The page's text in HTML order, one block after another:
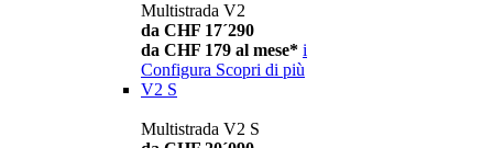
Multistrada V2
da CHF 17´290
da CHF 179 al mese* i
Configura Scopri di più
V2 S
Multistrada V2 S